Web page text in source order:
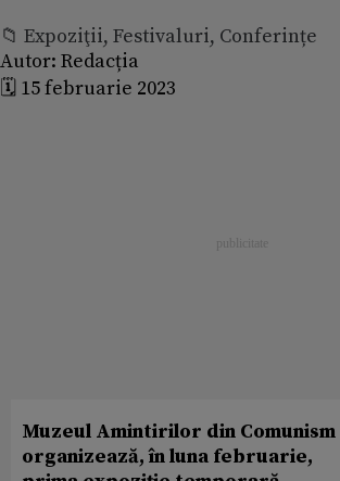
📁 Expoziţii, Festivaluri, Conferințe
Autor: Redacția
🗓️ 15 februarie 2023
Muzeul Amintirilor din Comunism
organizează, în luna februarie,